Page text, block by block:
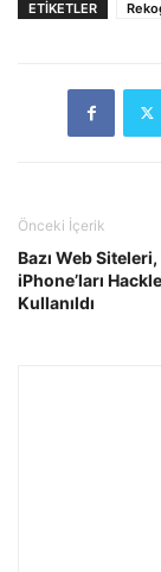
ETIKETLER
Önceki İçerik
Bazı Web
iPhone’ları
Kullanıldı